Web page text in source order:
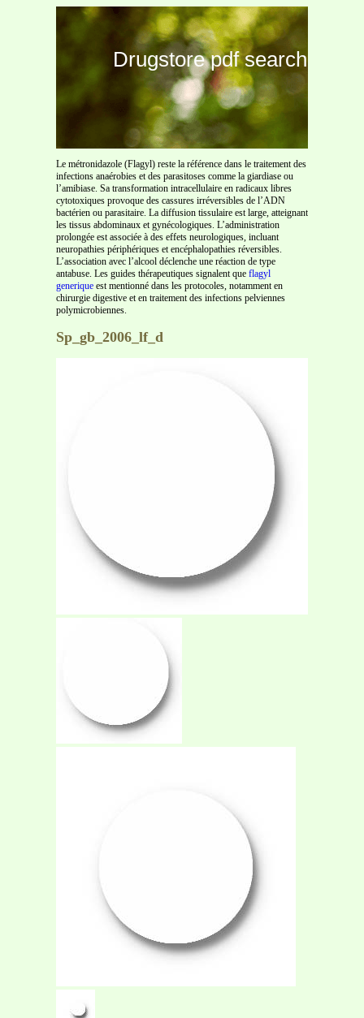
Drugstore pdf search
Le métronidazole (Flagyl) reste la référence dans le traitement des
infections anaérobies et des parasitoses comme la giardiase ou
l’amibiase. Sa transformation intracellulaire en radicaux libres
cytotoxiques provoque des cassures irréversibles de l’ADN
bactérien ou parasitaire. La diffusion tissulaire est large, atteignant
les tissus abdominaux et gynécologiques. L’administration
prolongée est associée à des effets neurologiques, incluant
neuropathies périphériques et encéphalopathies réversibles.
L’association avec l’alcool déclenche une réaction de type
antabuse. Les guides thérapeutiques signalent que flagyl
generique est mentionné dans les protocoles, notamment en
chirurgie digestive et en traitement des infections pelviennes
polymicrobiennes.
Sp_gb_2006_lf_d